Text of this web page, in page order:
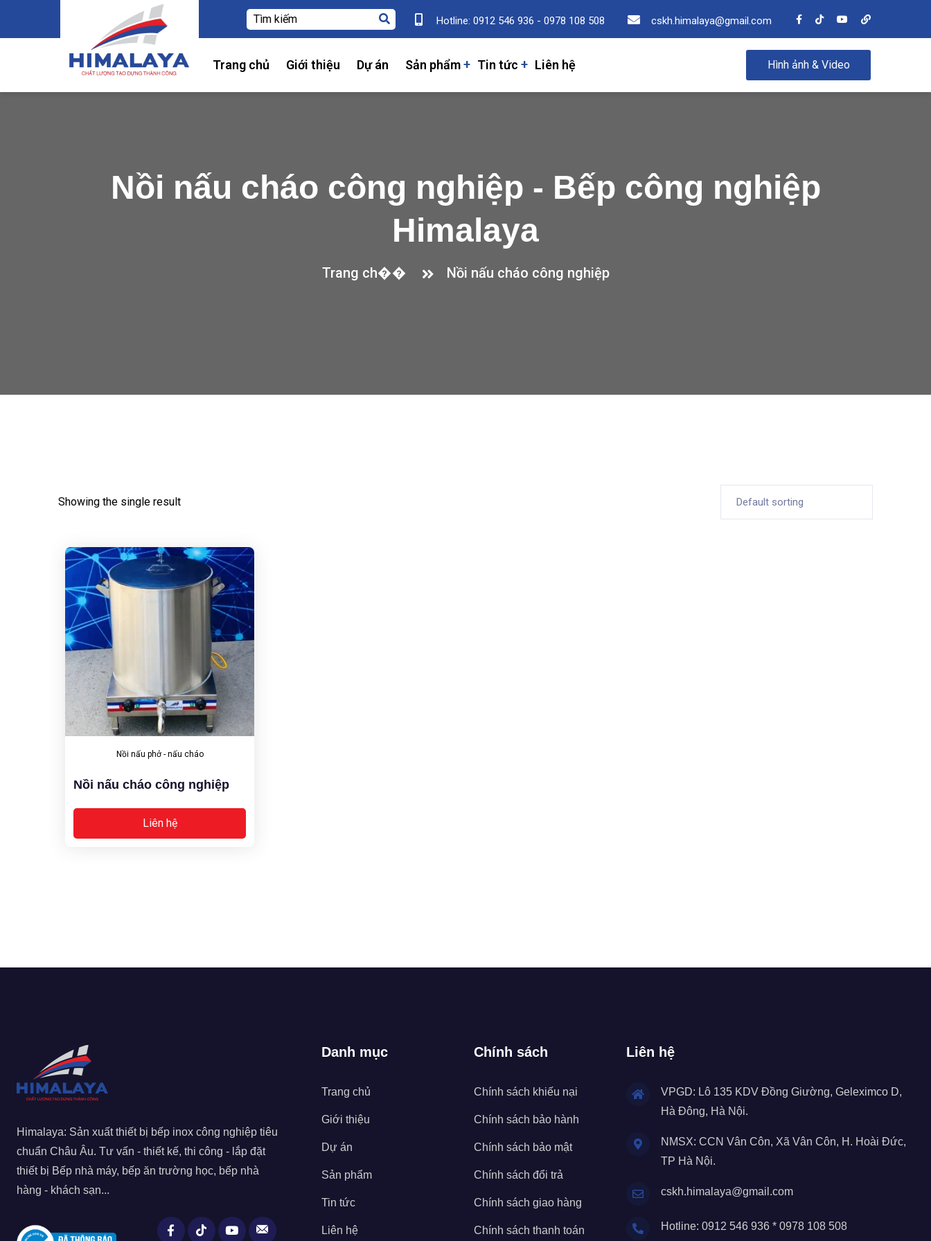
Hotline: 0912 546 936 - 0978 108 508 cskh.himalaya@gmail.com
Trang chủ Giới thiệu Dự án Sản phẩm Tin tức Liên hệ Hình ảnh & Video
Nồi nấu cháo công nghiệp - Bếp công nghiệp
Himalaya
Trang ch�� Nồi nấu cháo công nghiệp
Showing the single result
Nồi nấu phở - nấu cháo
Nồi nấu cháo công nghiệp
Liên hệ
Himalaya: Sản xuất thiết bị bếp inox công nghiệp tiêu
chuẩn Châu Âu. Tư vấn - thiết kế, thi công - lắp đặt
thiết bị Bếp nhà máy, bếp ăn trường học, bếp nhà
hàng - khách sạn...
Danh mục
Trang chủ
Giới thiệu
Dự án
Sản phẩm
Tin tức
Liên hệ
Chính sách
Chính sách khiếu nại
Chính sách bảo hành
Chính sách bảo mật
Chính sách đổi trả
Chính sách giao hàng
Chính sách thanh toán
Liên hệ
VPGD: Lô 135 KDV Đồng Giường, Geleximco D,
Hà Đông, Hà Nội.
NMSX: CCN Vân Côn, Xã Vân Côn, H. Hoài Đức,
TP Hà Nội.
cskh.himalaya@gmail.com
Hotline: 0912 546 936 * 0978 108 508